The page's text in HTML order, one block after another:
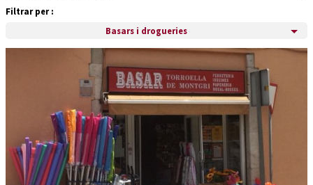
Filtrar per :
Basars i drogueries